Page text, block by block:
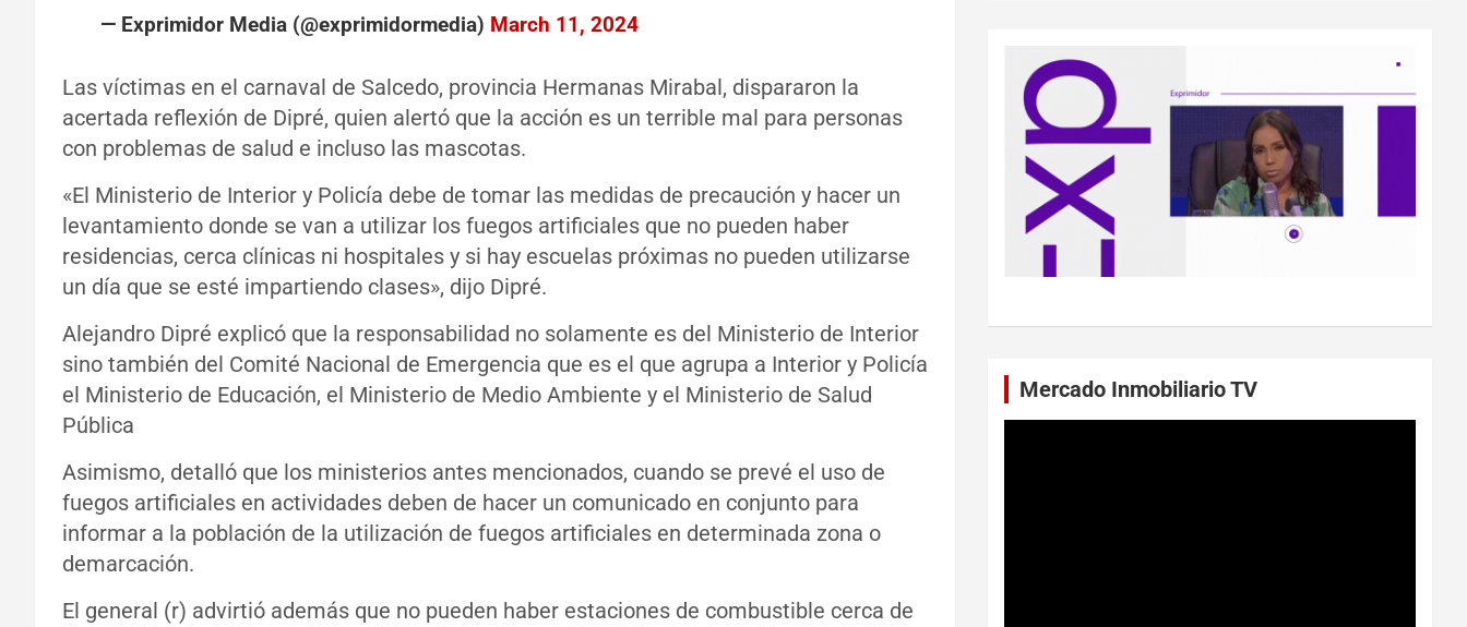
— Exprimidor Media (@exprimidormedia) March 11, 2024
Las víctimas en el carnaval de Salcedo, provincia Hermanas Mirabal, dispararon la
acertada reflexión de Dipré, quien alertó que la acción es un terrible mal para personas
con problemas de salud e incluso las mascotas.
«El Ministerio de Interior y Policía debe de tomar las medidas de precaución y hacer un
levantamiento donde se van a utilizar los fuegos artificiales que no pueden haber
residencias, cerca clínicas ni hospitales y si hay escuelas próximas no pueden utilizarse
un día que se esté impartiendo clases», dijo Dipré.
Alejandro Dipré explicó que la responsabilidad no solamente es del Ministerio de Interior
sino también del Comité Nacional de Emergencia que es el que agrupa a Interior y Policía
el Ministerio de Educación, el Ministerio de Medio Ambiente y el Ministerio de Salud
Pública
Asimismo, detalló que los ministerios antes mencionados, cuando se prevé el uso de
fuegos artificiales en actividades deben de hacer un comunicado en conjunto para
informar a la población de la utilización de fuegos artificiales en determinada zona o
demarcación.
El general (r) advirtió además que no pueden haber estaciones de combustible cerca de
Mercado Inmobiliario TV